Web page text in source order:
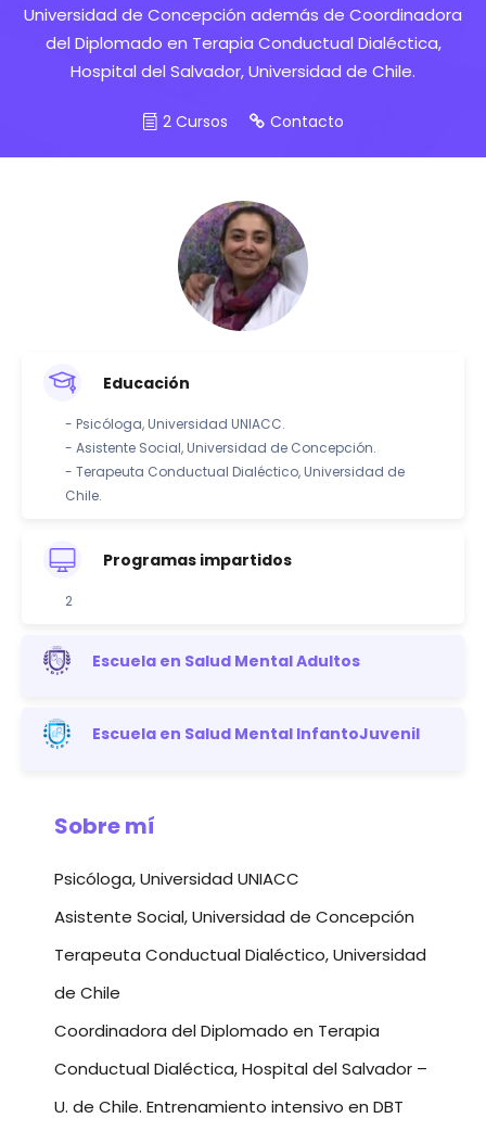
Universidad de Concepción además de Coordinadora
del Diplomado en Terapia Conductual Dialéctica,
Hospital del Salvador, Universidad de Chile.
2 Cursos Contacto
Educación
- Psicóloga, Universidad UNIACC.
- Asistente Social, Universidad de Concepción.
- Terapeuta Conductual Dialéctico, Universidad de
Chile.
Programas impartidos
2
Escuela en Salud Mental Adultos
Escuela en Salud Mental InfantoJuvenil
Sobre mí
Psicóloga, Universidad UNIACC
Asistente Social, Universidad de Concepción
Terapeuta Conductual Dialéctico, Universidad
de Chile
Coordinadora del Diplomado en Terapia
Conductual Dialéctica, Hospital del Salvador –
U. de Chile. Entrenamiento intensivo en DBT